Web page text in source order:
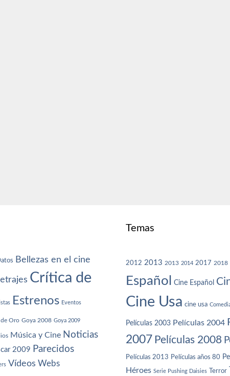
Bellezas en el cine
Crítica de
Estrenos Eventos
Oro Goya 2008 Goya 2009
Música y Cine Noticias
2009 Parecidos
Vídeos Webs
Temas
2012 2013 2013 2014 2017 2018
Español Cine Español
Cine Usa cine usa
Películas 2003 Películas 2004
2007 Películas 2008
Películas 2013 Películas años 80
Héroes Serie Pushing Daisies Terror